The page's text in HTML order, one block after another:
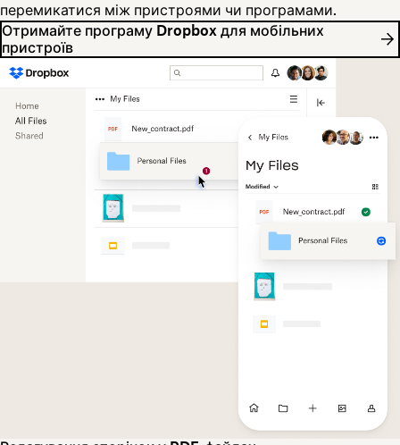
перемикатися між пристроями чи програмами.
Отримайте програму Dropbox для мобільних
пристроїв